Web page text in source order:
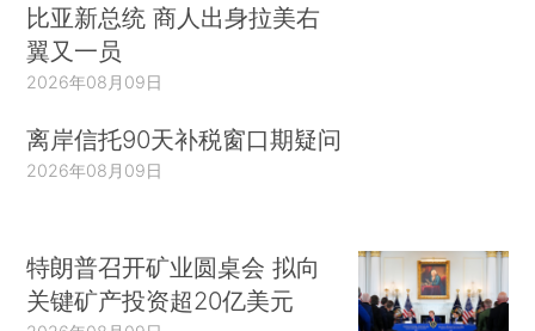
比亚新总统 商人出身拉美右
翼又一员
2026年08月09日
离岸信托90天补税窗口期疑问
2026年08月09日
特朗普召开矿业圆桌会 拟向
关键矿产投资超20亿美元